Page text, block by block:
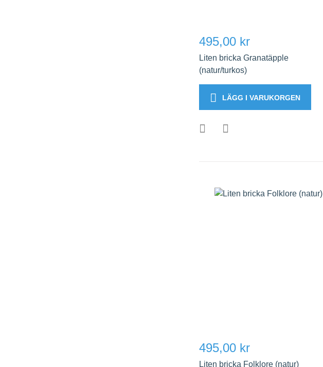
495,00 kr
Liten bricka Granatäpple
(natur/turkos)
LÄGG I VARUKORGEN
495,00 kr
Liten bricka Folklore (natur)